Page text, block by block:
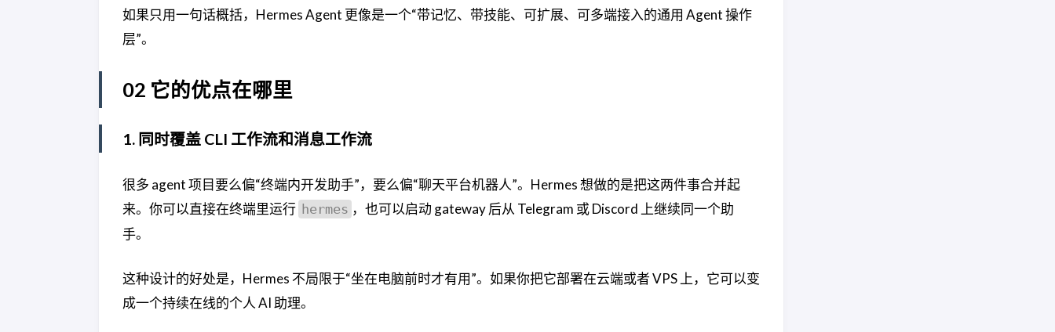
如果只用一句话概括，Hermes Agent 更像是一个“带记忆、带技能、可扩展、可多端接入的通用 Agent 操作
层”。
02 它的优点在哪里
1. 同时覆盖 CLI 工作流和消息工作流
很多 agent 项目要么偏“终端内开发助手”，要么偏“聊天平台机器人”。Hermes 想做的是把这两件事合并起
来。你可以直接在终端里运行 hermes ，也可以启动 gateway 后从 Telegram 或 Discord 上继续同一个助
手。
这种设计的好处是，Hermes 不局限于“坐在电脑前时才有用”。如果你把它部署在云端或者 VPS 上，它可以变
成一个持续在线的个人 AI 助理。